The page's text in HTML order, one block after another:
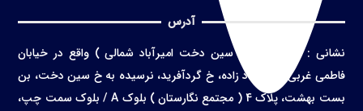
آدرس
نشانی :تهران ( محله سین دخت امیرآباد شمالی ) واقع در خیابان
فاطمی غربی، خ اعتماد زاده، خ گردآفرید، نرسیده به خ سین دخت، بن
بست بهشت، پلاک 4 ( مجتمع نگارستان ) بلوک A / بلوک سمت چپ،